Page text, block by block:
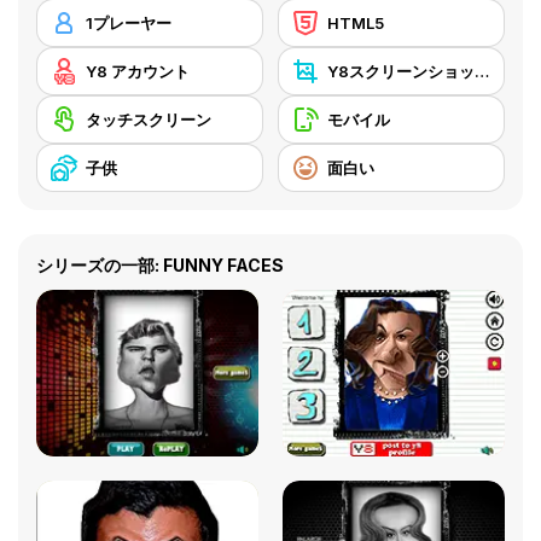
1プレーヤー HTML5
Y8 アカウント Y8スクリーンショット
タッチスクリーン モバイル
子供 面白い
シリーズの一部: FUNNY FACES